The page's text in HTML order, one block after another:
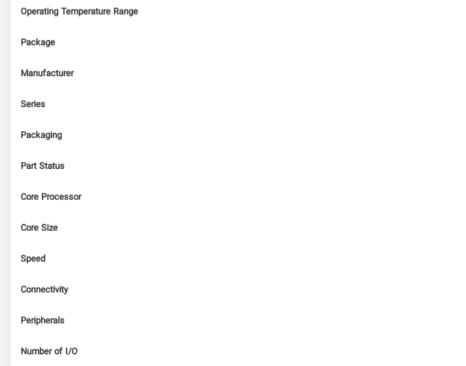
Operating Temperature Range
Package
Manufacturer
Series
Packaging
Part Status
Core Processor
Core Size
Speed
Connectivity
Peripherals
Number of I/O